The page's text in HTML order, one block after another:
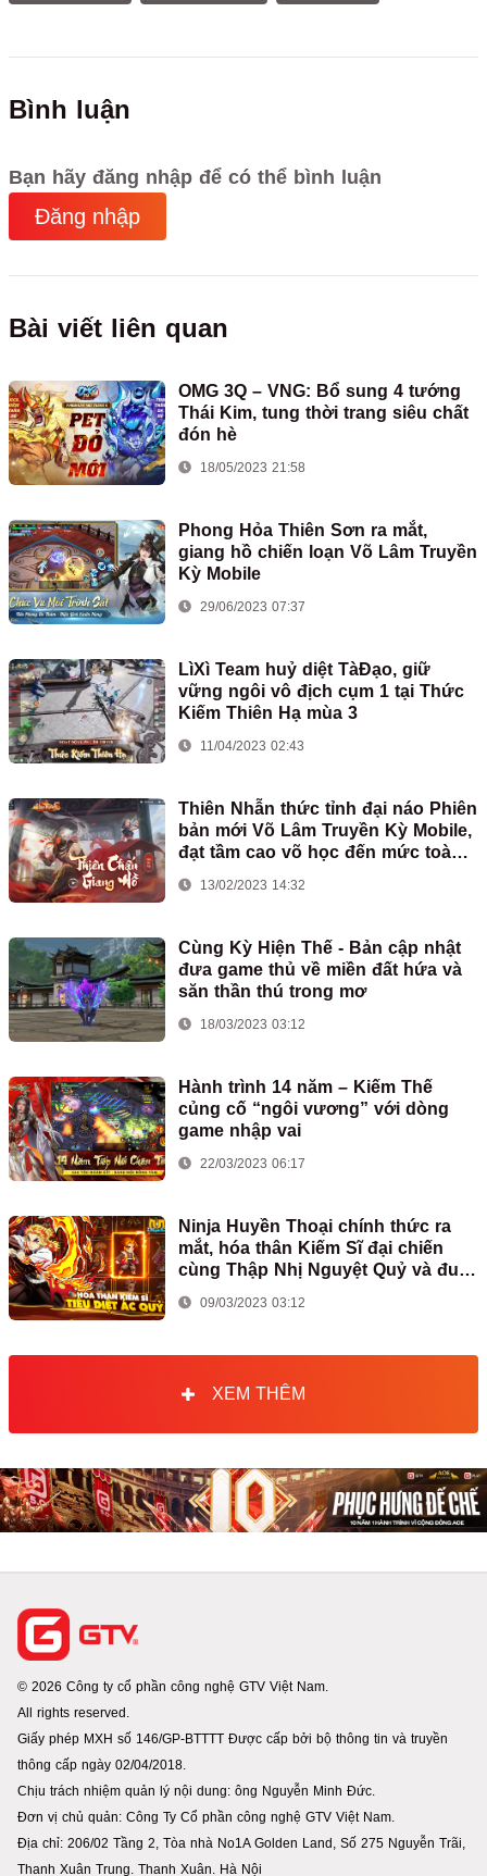
Bình luận
Bạn hãy đăng nhập để có thể bình luận
Đăng nhập
Bài viết liên quan
OMG 3Q – VNG: Bổ sung 4 tướng
Thái Kim, tung thời trang siêu chất
đón hè
18/05/2023 21:58
Phong Hỏa Thiên Sơn ra mắt,
giang hồ chiến loạn Võ Lâm Truyền
Kỳ Mobile
29/06/2023 07:37
LìXì Team huỷ diệt TàĐạo, giữ
vững ngôi vô địch cụm 1 tại Thức
Kiếm Thiên Hạ mùa 3
11/04/2023 02:43
Thiên Nhẫn thức tỉnh đại náo Phiên
bản mới Võ Lâm Truyền Kỳ Mobile,
đạt tầm cao võ học đến mức toàn
diện
13/02/2023 14:32
Cùng Kỳ Hiện Thế - Bản cập nhật
đưa game thủ về miền đất hứa và
săn thần thú trong mơ
18/03/2023 03:12
Hành trình 14 năm – Kiếm Thế
củng cố “ngôi vương” với dòng
game nhập vai
22/03/2023 06:17
Ninja Huyền Thoại chính thức ra
mắt, hóa thân Kiếm Sĩ đại chiến
cùng Thập Nhị Nguyệt Quỷ và đua
Top nhận iPhone14 Pro Max ngay
hôm nay!
09/03/2023 03:12
XEM THÊM
© 2026 Công ty cổ phần công nghệ GTV Việt Nam.
All rights reserved.
Giấy phép MXH số 146/GP-BTTTT Được cấp bởi bộ thông tin và truyền
thông cấp ngày 02/04/2018.
Chịu trách nhiệm quản lý nội dung: ông Nguyễn Minh Đức.
Đơn vị chủ quản: Công Ty Cổ phần công nghệ GTV Việt Nam.
Địa chỉ: 206/02 Tầng 2, Tòa nhà No1A Golden Land, Số 275 Nguyễn Trãi,
Thanh Xuân Trung. Thanh Xuân. Hà Nội